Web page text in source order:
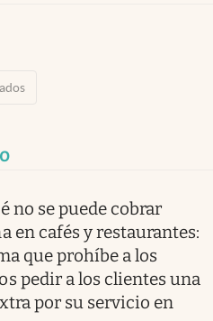
no se puede cobrar
en cafés y restaurantes:
que prohíbe a los
pedir a los clientes una
por su servicio en